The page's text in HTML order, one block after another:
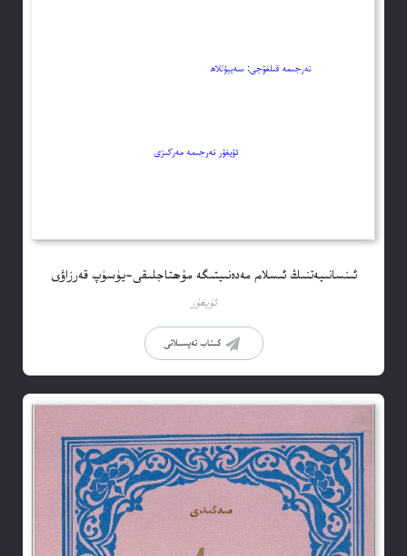
ئىنسانىيەتنىڭ ئىسلام مەدەنىيتىگە مۇھتاجلىقى-يۈسۈپ قەرزاۋى
ئۇيغۇر
كىتاب تەپسىلاتى